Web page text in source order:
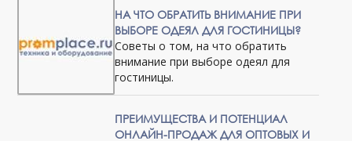
НА ЧТО ОБРАТИТЬ ВНИМАНИЕ ПРИ
ВЫБОРЕ ОДЕЯЛ ДЛЯ ГОСТИНИЦЫ?
Советы о том, на что обратить
внимание при выборе одеял для
гостиницы.
ПРЕИМУЩЕСТВА И ПОТЕНЦИАЛ
ОНЛАЙН-ПРОДАЖ ДЛЯ ОПТОВЫХ И